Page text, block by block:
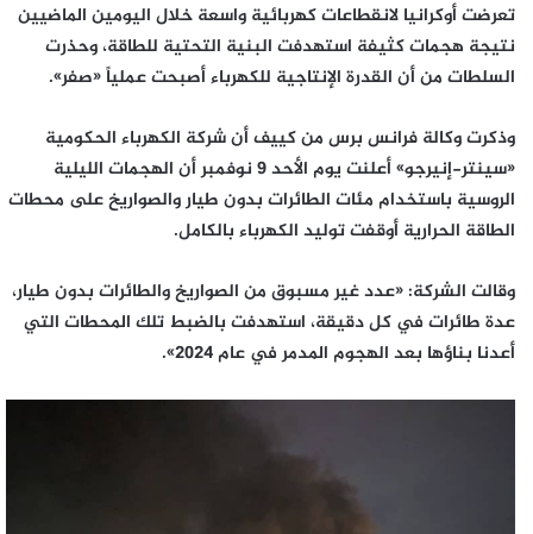
تعرضت أوكرانيا لانقطاعات كهربائية واسعة خلال اليومين الماضيين
نتيجة هجمات كثيفة استهدفت البنية التحتية للطاقة، وحذرت
السلطات من أن القدرة الإنتاجية للكهرباء أصبحت عملياً «صفر».
وذكرت وكالة فرانس برس من كييف أن شركة الكهرباء الحكومية
«سينتر-إنيرجو» أعلنت يوم الأحد 9 نوفمبر أن الهجمات الليلية
الروسية باستخدام مئات الطائرات بدون طيار والصواريخ على محطات
الطاقة الحرارية أوقفت توليد الكهرباء بالكامل.
وقالت الشركة: «عدد غير مسبوق من الصواريخ والطائرات بدون طيار،
عدة طائرات في كل دقيقة، استهدفت بالضبط تلك المحطات التي
أعدنا بناؤها بعد الهجوم المدمر في عام 2024».